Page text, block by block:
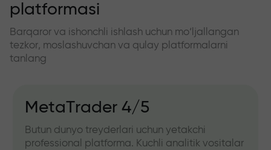
platformasi
Barqaror va ishonchli ishlash uchun mo‘ljallangan
tezkor, moslashuvchan va qulay platformalarni
tanlang
MetaTrader 4/5
Butun dunyo treyderlari uchun yetakchi
professional platforma. Kuchli analitik vositalar